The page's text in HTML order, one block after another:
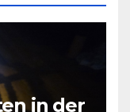
in der